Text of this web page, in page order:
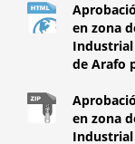
en zona
Industrial
de Arafo
en zona
Industrial